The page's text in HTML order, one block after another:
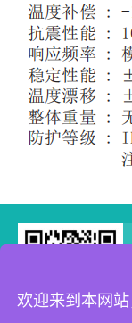
欢迎来到本网